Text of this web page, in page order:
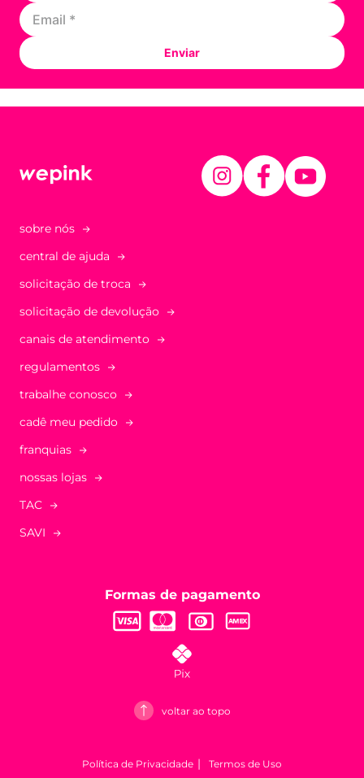
Enviar
sobre nós
central de ajuda
solicitação de troca
solicitação de devolução
canais de atendimento
regulamentos
trabalhe conosco
cadê meu pedido
franquias
nossas lojas
TAC
SAVI
Formas de pagamento
voltar ao topo
Política de Privacidade Termos de Uso